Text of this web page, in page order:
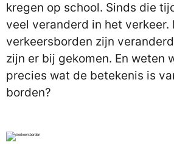
kregen op school. Sinds die
veel veranderd in het verkeer.
verkeersborden zijn
zijn er bij gekomen. En weten
precies wat de betekenis is
borden?